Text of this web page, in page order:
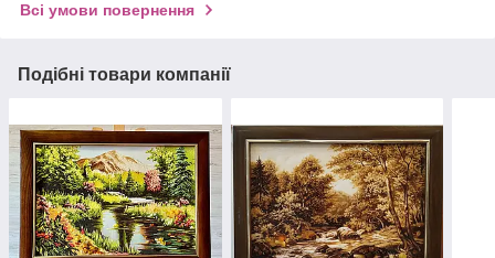
Всі умови повернення
Подібні товари компанії